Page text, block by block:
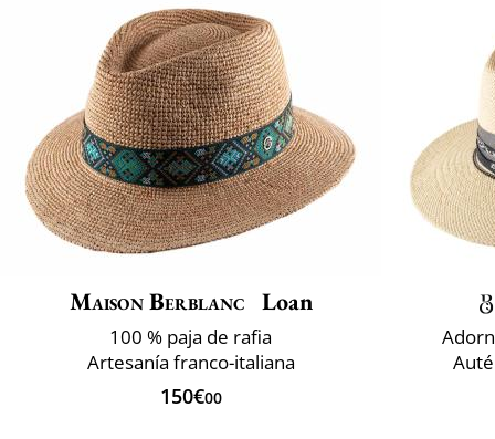
Maison Berblanc Loan
100 % paja de rafia
Artesanía franco-italiana
150€00